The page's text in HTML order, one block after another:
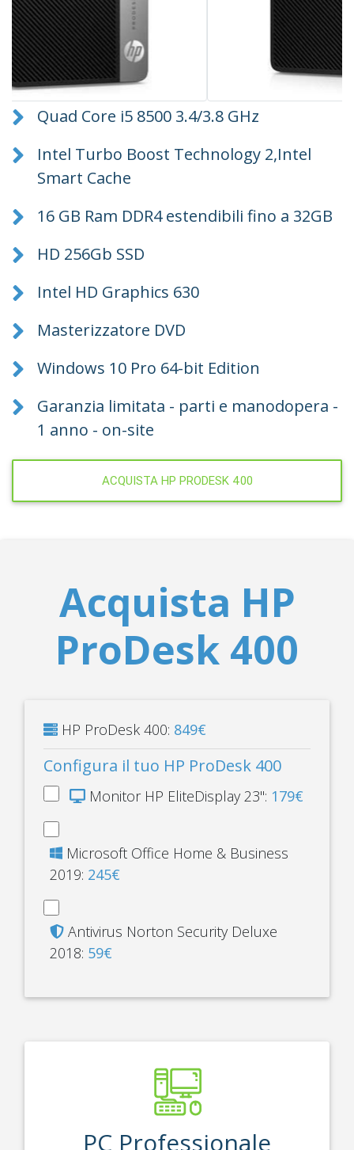
Quad Core i5 8500 3.4/3.8 GHz
Intel Turbo Boost Technology 2,Intel
Smart Cache
16 GB Ram DDR4 estendibili fino a 32GB
HD 256Gb SSD
Intel HD Graphics 630
Masterizzatore DVD
Windows 10 Pro 64-bit Edition
Garanzia limitata - parti e manodopera -
1 anno - on-site
ACQUISTA HP PRODESK 400
Acquista HP
ProDesk 400
HP ProDesk 400: 849€
Configura il tuo HP ProDesk 400
Monitor HP EliteDisplay 23": 179€
Microsoft Office Home & Business
2019: 245€
Antivirus Norton Security Deluxe
2018: 59€
PC Professionale